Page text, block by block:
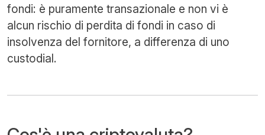
fondi: è puramente transazionale e non vi è
alcun rischio di perdita di fondi in caso di
insolvenza del fornitore, a differenza di uno
custodial.